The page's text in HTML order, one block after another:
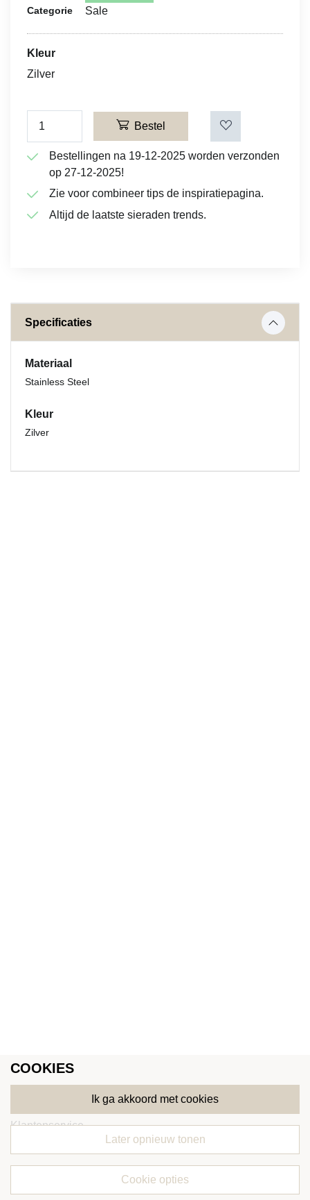
Categorie
Sale
Kleur
Zilver
Bestel
Bestellingen na 19-12-2025 worden verzonden
op 27-12-2025!
Zie voor combineer tips de inspiratiepagina.
Altijd de laatste sieraden trends.
Specificaties
Materiaal
Stainless Steel
Kleur
Zilver
Klantenservice
COOKIES
ik ga akkoord met cookies
later opnieuw tonen
cookie opties